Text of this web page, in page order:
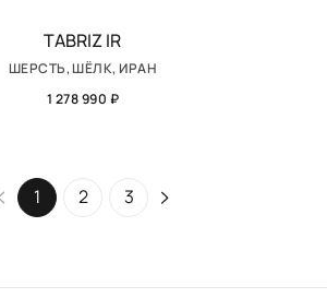
TABRIZ IR
ШЕРСТЬ, ШЁЛК, ИРАН
1 278 990 ₽
1 2 3